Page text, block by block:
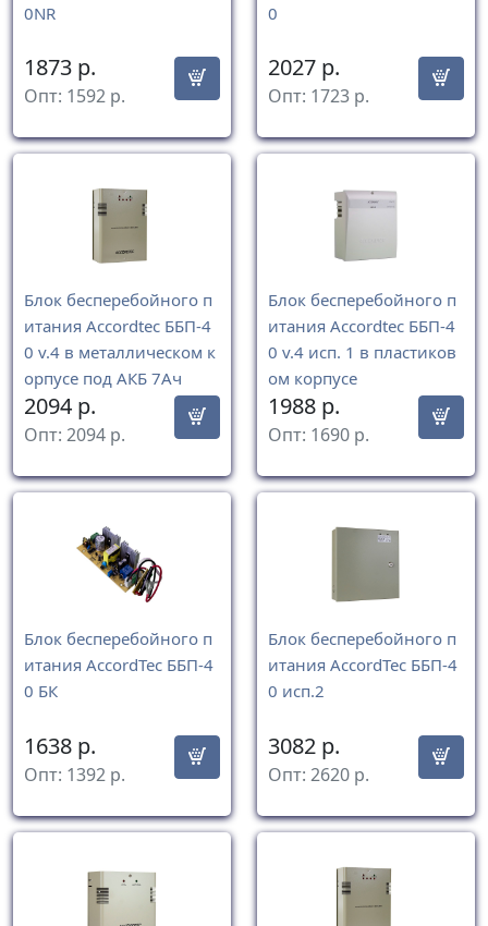
0NR
1873 р.
Опт: 1592 р.
0
2027 р.
Опт: 1723 р.
Блок бесперебойного п
итания Accordtec ББП-4
0 v.4 в металлическом к
орпусе под АКБ 7Ач
2094 р.
Опт: 2094 р.
Блок бесперебойного п
итания Accordtec ББП-4
0 v.4 исп. 1 в пластиков
ом корпусе
1988 р.
Опт: 1690 р.
Блок бесперебойного п
итания AccordTec ББП-4
0 БК
1638 р.
Опт: 1392 р.
Блок бесперебойного п
итания AccordTec ББП-4
0 исп.2
3082 р.
Опт: 2620 р.